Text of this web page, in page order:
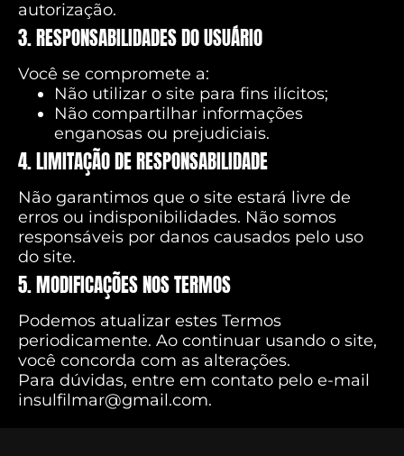
autorização.
3. RESPONSABILIDADES DO USUÁRIO
Você se compromete a:
Não utilizar o site para fins ilícitos;
Não compartilhar informações
enganosas ou prejudiciais.
4. LIMITAÇÃO DE RESPONSABILIDADE
Não garantimos que o site estará livre de
erros ou indisponibilidades. Não somos
responsáveis por danos causados pelo uso
do site.
5. MODIFICAÇÕES NOS TERMOS
Podemos atualizar estes Termos
periodicamente. Ao continuar usando o site,
você concorda com as alterações.
Para dúvidas, entre em contato pelo e-mail
insulfilmar@gmail.com.